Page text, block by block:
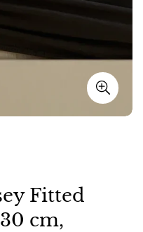
Fitted
cm,